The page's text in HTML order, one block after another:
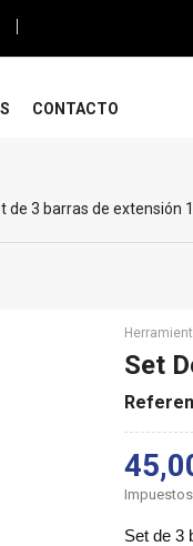
CONTACTO
de 3 barras de extensión
Set
Set de 3